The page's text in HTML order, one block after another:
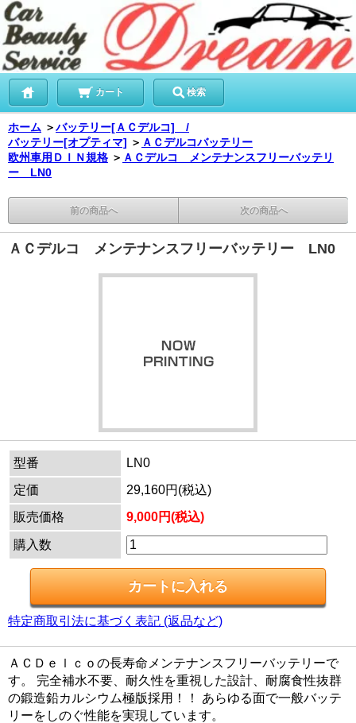
カート 検索
ホーム ＞バッテリー[ＡＣデルコ] /
バッテリー[オプティマ] ＞ ＡＣデルコバッテリー
欧州車用ＤＩＮ規格 ＞ ＡＣデルコ メンテナンスフリーバッテリ
ー LN0
前の商品へ 次の商品へ
ＡＣデルコ メンテナンスフリーバッテリー LN0
型番
LN0
定価
29,160円(税込)
販売価格
9,000円(税込)
購入数
特定商取引法に基づく表記 (返品など)
ＡＣＤｅｌｃｏの長寿命メンテナンスフリーバッテリーで
す。 完全補水不要、耐久性を重視した設計、耐腐食性抜群
の鍛造鉛カルシウム極版採用！！ あらゆる面で一般バッテ
リーをしのぐ性能を実現しています。